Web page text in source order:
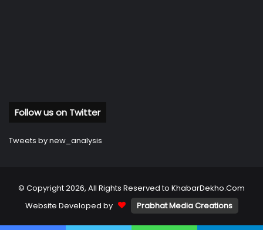
Follow us on Twitter
Tweets by new_analysis
© Copyright 2026, All Rights Reserved to KhabarDekho.Com
Website Developed by
Prabhat Media Creations